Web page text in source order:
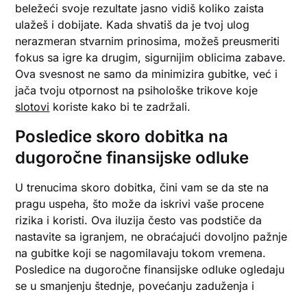
beležeći svoje rezultate jasno vidiš koliko zaista
ulažeš i dobijate. Kada shvatiš da je tvoj ulog
nerazmeran stvarnim prinosima, možeš preusmeriti
fokus sa igre ka drugim, sigurnijim oblicima zabave.
Ova svesnost ne samo da minimizira gubitke, već i
jača tvoju otpornost na psihološke trikove koje
slotovi koriste kako bi te zadržali.
Posledice skoro dobitka na
dugoročne finansijske odluke
U trenucima skoro dobitka, čini vam se da ste na
pragu uspeha, što može da iskrivi vaše procene
rizika i koristi. Ova iluzija često vas podstiče da
nastavite sa igranjem, ne obraćajući dovoljno pažnje
na gubitke koji se nagomilavaju tokom vremena.
Posledice na dugoročne finansijske odluke ogledaju
se u smanjenju štednje, povećanju zaduženja i